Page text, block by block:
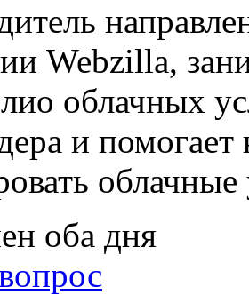
Webzilla,
облачных
и
оба дня